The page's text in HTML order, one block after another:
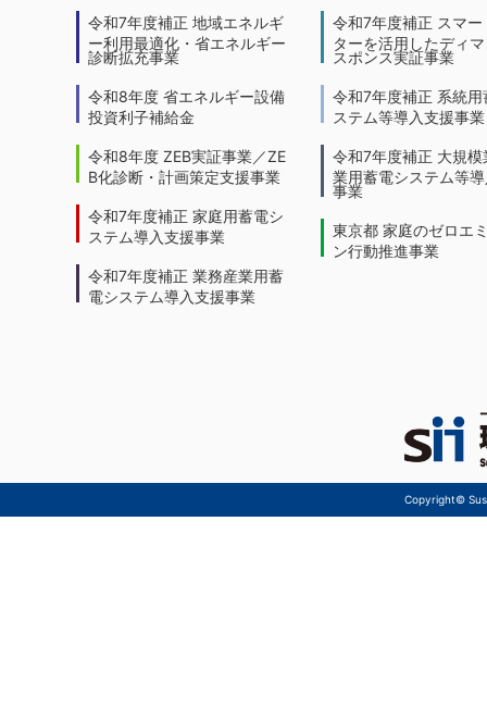
令和7年度補正 地域エネルギ
ー利用最適化・省エネルギー
診断拡充事業
令和8年度 省エネルギー設備
投資利子補給金
令和8年度 ZEB実証事業／ZE
B化診断・計画策定支援事業
令和7年度補正 家庭用蓄電シ
ステム導入支援事業
令和7年度補正 業務産業用蓄
電システム導入支援事業
令和7年度補正 スマー
ターを活用したディ
スポンス実証事業
令和7年度補正 系統用
ステム等導入支援事業
令和7年度補正 大規模
業用蓄電システム等
事業
東京都 家庭のゼロエ
ン行動推進事業
Copyright©